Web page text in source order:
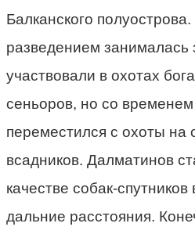
Балканского
разведением занималась
участвовали в охотах
сеньоров, но со
переместился с охоты на
всадников. Далматинов
качестве собак-
дальние расстояния.